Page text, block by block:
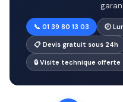
📞 01 39 80 13 03 🕗
📋 Devis gratuit sous 24h
🔒 Visite technique offerte